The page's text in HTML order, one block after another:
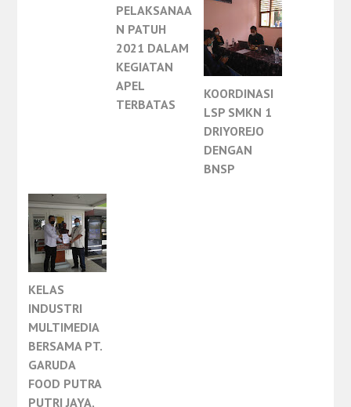
PELAKSANAA
N PATUH
2021 DALAM
KEGIATAN
APEL
TERBATAS
KOORDINASI
LSP SMKN 1
DRIYOREJO
DENGAN
BNSP
KELAS
INDUSTRI
MULTIMEDIA
BERSAMA PT.
GARUDA
FOOD PUTRA
PUTRI JAYA,